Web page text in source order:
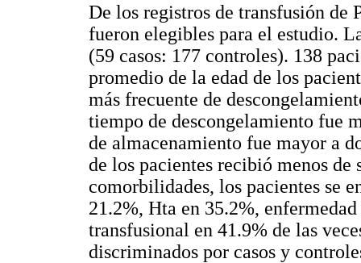
De los registros de transfusión de
fueron elegibles para el estudio.
(59 casos: 177 controles). 138
promedio de la edad de los
más frecuente de
tiempo de descongelamiento fue
de almacenamiento fue mayor a
de los pacientes recibió menos de
comorbilidades, los pacientes se
21.2%, Hta en 35.2%,
transfusional en 41.9% de las
discriminados por casos y